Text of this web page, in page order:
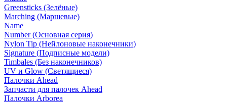
Greensticks (Зелёные)
Marching (Маршевые)
Name
Number (Основная серия)
Nylon Tip (Нейлоновые наконечники)
Signature (Подписные модели)
Timbales (Без наконечников)
UV и Glow (Светящиеся)
Палочки Ahead
Запчасти для палочек Ahead
Палочки Arborea